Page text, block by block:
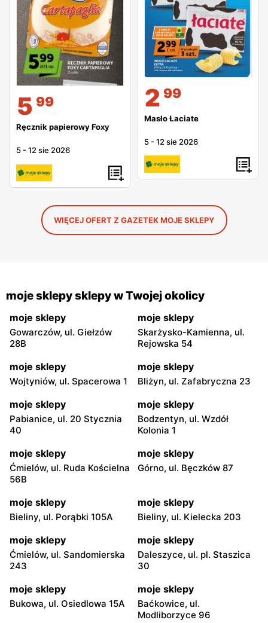
5 99
Ręcznik papierowy Foxy
5 -12 sie 2026
2 99
Masło Łaciate
5 -12 sie 2026
WIĘCEJ OFERT Z GAZETEK MOJE SKLEPY
moje sklepy sklepy w Twojej okolicy
moje sklepy
Gowarczów, ul. Giełzów
28B
moje sklepy
Skarżysko-Kamienna, ul.
Rejowska 54
moje sklepy
Wojtyniów, ul. Spacerowa 1
moje sklepy
Bliżyn, ul. Zafabryczna 23
moje sklepy
Pabianice, ul. 20 Stycznia
40
moje sklepy
Bodzentyn, ul. Wzdół
Kolonia 1
moje sklepy
Ćmielów, ul. Ruda Kościelna
56B
moje sklepy
Górno, ul. Bęczków 87
moje sklepy
Bieliny, ul. Porąbki 105A
moje sklepy
Bieliny, ul. Kielecka 203
moje sklepy
Ćmielów, ul. Sandomierska
243
moje sklepy
Daleszyce, ul. pl. Staszica
30
moje sklepy
Bukowa, ul. Osiedlowa 15A
moje sklepy
Baćkowice, ul.
Modliborzyce 96